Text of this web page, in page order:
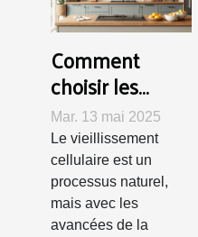
Comment
choisir les
compléments
alimentaires
pour le
rajeunissement
cellulaire
Mar. 13 mai 2025
Le vieillissement
cellulaire est un
processus naturel,
mais avec les
avancées de la